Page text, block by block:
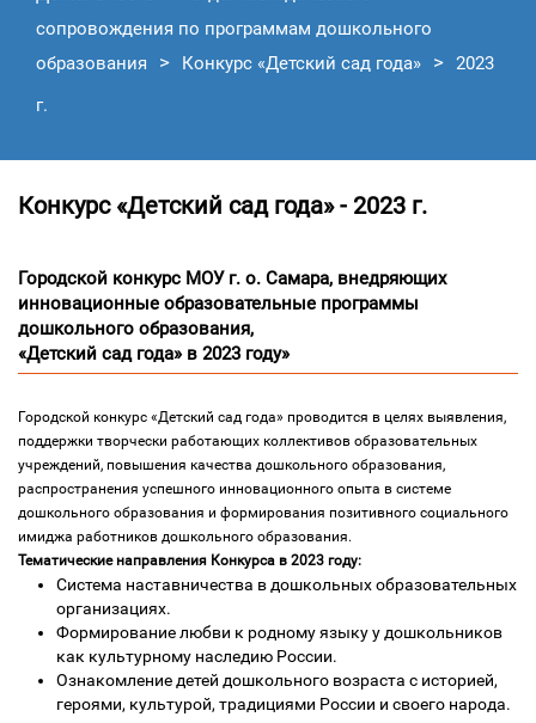
сопровождения по программам дошкольного
образования
Конкурс «Детский сад года»
2023
г.
Конкурс «Детский сад года» - 2023 г.
Городской конкурс МОУ г. о. Самара, внедряющих
инновационные образовательные программы
дошкольного образования,
«Детский сад года» в 2023 году»
Городской конкурс «Детский сад года» проводится в целях выявления,
поддержки творчески работающих коллективов образовательных
учреждений, повышения качества дошкольного образования,
распространения успешного инновационного опыта в системе
дошкольного образования и формирования позитивного социального
имиджа работников дошкольного образования.
Тематические направления Конкурса в 2023 году:
Система наставничества в дошкольных образовательных
организациях.
Формирование любви к родному языку у дошкольников
как культурному наследию России.
Ознакомление детей дошкольного возраста с историей,
героями, культурой, традициями России и своего народа.